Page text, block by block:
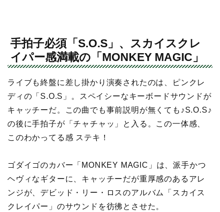
手拍子必須「S.O.S」、スカイスクレ
イパー感満載の「MONKEY MAGIC」
ライブも終盤に差し掛かり演奏されたのは、ピンクレ
ディの「S.O.S」。スペイシーなキーボードサウンドが
キャッチーだ。この曲でも事前説明が無くても♪S.O.S♪
の後に手拍子が「チャチャッ」と入る。この一体感、
このわかってる感 ステキ！
ゴダイゴのカバー「MONKEY MAGIC」は、派手かつ
ヘヴィなギターに、キャッチーだが重厚感のあるアレ
ンジが、デビッド・リー・ロスのアルバム「スカイス
クレイパー」のサウンドを彷彿とさせた。